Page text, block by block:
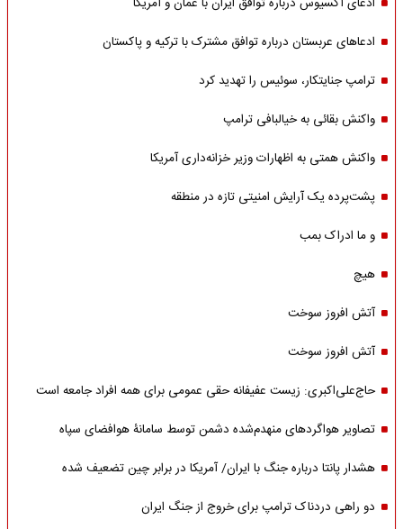
ادعاهای عربستان درباره توافق مشترک با ترکیه و پاکستان
ترامپ جنایتکار، سوئیس را تهدید کرد
واکنش بقائی به خیالبافی ترامپ
واکنش همتی به اظهارات وزیر خزانه‌داری آمریکا
پشت‌پرده یک آرایش امنیتی تازه در منطقه
و ما ادراک بمب
هیچ
آتش افروز سوخت
آتش افروز سوخت
حاج‌علی‌اکبری: زیست عفیفانه حقی عمومی برای همه افراد جامعه است
تصاویر هواگردهای منهدم‌شده دشمن توسط سامانۀ هوافضای سپاه
هشدار پانتا درباره جنگ با ایران/ آمریکا در برابر چین تضعیف شده
دو راهی دردناک ترامپ برای خروج از جنگ ایران